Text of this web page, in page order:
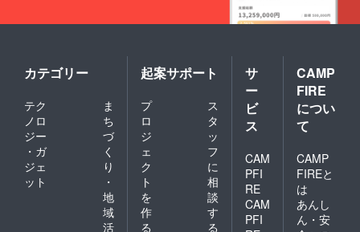
カテゴリー
テク
ノロ
ジー
・ガ
ジェ
ット
ま
ち
づ
く
り
・
地
域
活
起案サポート
プ
ロ
ジ
ェ
ク
ト
を
作
る
ス
タ
ッ
フ
に
相
談
す
る
サ
ー
ビ
ス
CAM
PFI
RE
CAM
PFI
CAMP
FIRE
につい
て
CAMP
FIREと
は
あんし
ん・安